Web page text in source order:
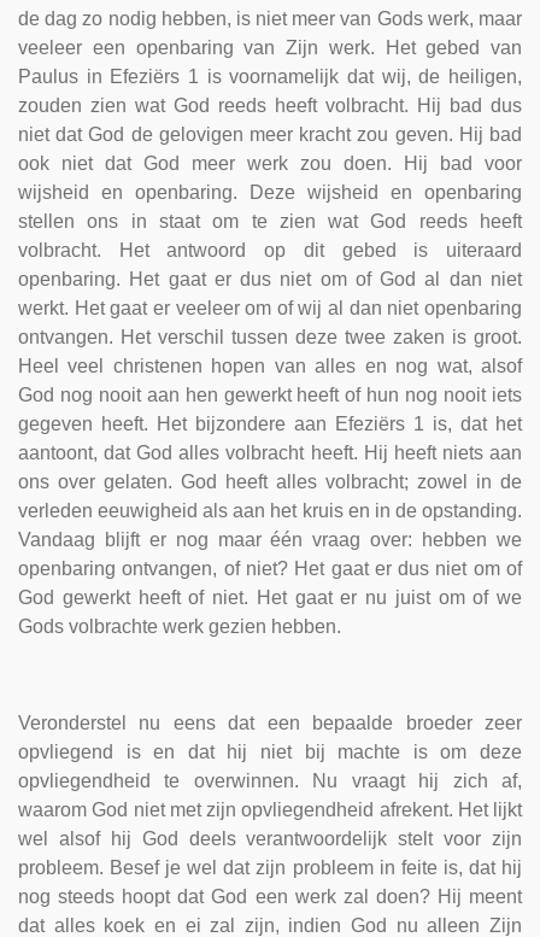
de dag zo nodig hebben, is niet meer van Gods werk, maar
veeleer een openbaring van Zijn werk. Het gebed van
Paulus in Efeziërs 1 is voornamelijk dat wij, de heiligen,
zouden zien wat God reeds heeft volbracht. Hij bad dus
niet dat God de gelovigen meer kracht zou geven. Hij bad
ook niet dat God meer werk zou doen. Hij bad voor
wijsheid en openbaring. Deze wijsheid en openbaring
stellen ons in staat om te zien wat God reeds heeft
volbracht. Het antwoord op dit gebed is uiteraard
openbaring. Het gaat er dus niet om of God al dan niet
werkt. Het gaat er veeleer om of wij al dan niet openbaring
ontvangen. Het verschil tussen deze twee zaken is groot.
Heel veel christenen hopen van alles en nog wat, alsof
God nog nooit aan hen gewerkt heeft of hun nog nooit iets
gegeven heeft. Het bijzondere aan Efeziërs 1 is, dat het
aantoont, dat God alles volbracht heeft. Hij heeft niets aan
ons over gelaten. God heeft alles volbracht; zowel in de
verleden eeuwigheid als aan het kruis en in de opstanding.
Vandaag blijft er nog maar één vraag over: hebben we
openbaring ontvangen, of niet? Het gaat er dus niet om of
God gewerkt heeft of niet. Het gaat er nu juist om of we
Gods volbrachte werk gezien hebben.
Veronderstel nu eens dat een bepaalde broeder zeer
opvliegend is en dat hij niet bij machte is om deze
opvliegendheid te overwinnen. Nu vraagt hij zich af,
waarom God niet met zijn opvliegendheid afrekent. Het lijkt
wel alsof hij God deels verantwoordelijk stelt voor zijn
probleem. Besef je wel dat zijn probleem in feite is, dat hij
nog steeds hoopt dat God een werk zal doen? Hij meent
dat alles koek en ei zal zijn, indien God nu alleen Zijn